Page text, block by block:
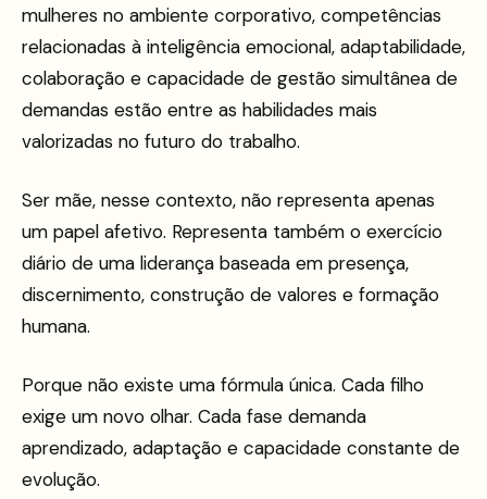
mulheres no ambiente corporativo, competências
relacionadas à inteligência emocional, adaptabilidade,
colaboração e capacidade de gestão simultânea de
demandas estão entre as habilidades mais
valorizadas no futuro do trabalho.
Ser mãe, nesse contexto, não representa apenas
um papel afetivo. Representa também o exercício
diário de uma liderança baseada em presença,
discernimento, construção de valores e formação
humana.
Porque não existe uma fórmula única. Cada filho
exige um novo olhar. Cada fase demanda
aprendizado, adaptação e capacidade constante de
evolução.